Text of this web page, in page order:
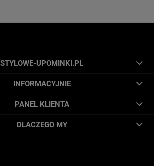
STYLOWE-UPOMINKI.PL
INFORMACYJNIE
PANEL KLIENTA
DLACZEGO MY